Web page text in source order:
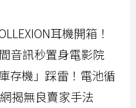
耳機開箱！
音訊秒置身電影院
存機」踩雷！電池循
揭無良賣家手法